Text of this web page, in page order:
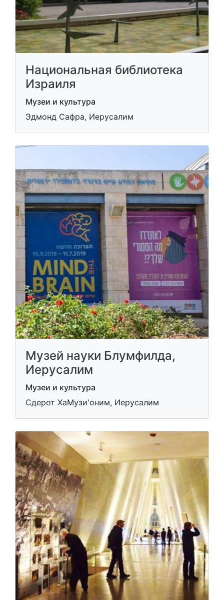
Национальная библиотека
Израиля
Музеи и культура
Эдмонд Сафра, Иерусалим
Музей науки Блумфилда,
Иерусалим
Музеи и культура
Сдерот ХаМузи'оним, Иерусалим